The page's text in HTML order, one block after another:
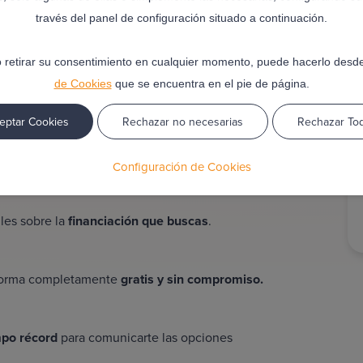
través del panel de configuración situado a continuación.
retirar su consentimiento en cualquier momento, puede hacerlo
de Cookiesque se encuentra en el pie de página.
Cookies Rechazar no necesarias Rechazar
Configuración de Cookies
en Burgos ideal!
medida? Con Finandon puedes explorar opciones de
ningún tipo de compromiso. Sigue estos tres pasos:
sobre lafinanciación que buscas.
completamente gratis y sin compromiso.
récord para comunicarte las opciones